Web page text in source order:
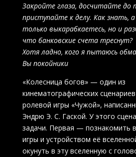
Закройте глаза, досчитайте до
приступайте к делу. Как знать,
только выкарабкаетесь, но и
что банковские счета треснут?
Хотя ладно, кого я пытаюсь
Вы покойники
«Колесница богов» — один из
кинематографических
ролевой игры «Чужой»,
Эндрю Э. С. Гаской. У этого
задачи. Первая — познакомить
игры и устройством её
окунуть в эту вселенную с